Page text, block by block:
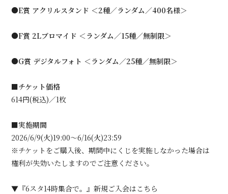
●E賞 アクリルスタンド ＜2種／ランダム／400名様＞
●F賞 2Lブロマイド ＜ランダム／15種／無制限＞
●G賞 デジタルフォト ＜ランダム／25種／無制限＞
■チケット価格
614円(税込)／1枚
■実施期間
2026/6/9(火)19:00〜6/16(火)23:59
※チケットをご購入後、期間中にくじを実施しなかった場合は
権利が失効いたしますのでご注意ください。
▼『6スタ14時集合で。』新規ご入会はこちら